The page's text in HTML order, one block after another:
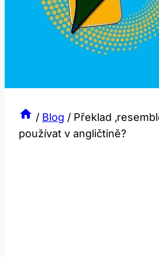
/ Blog / Překlad
používat v angličtině?